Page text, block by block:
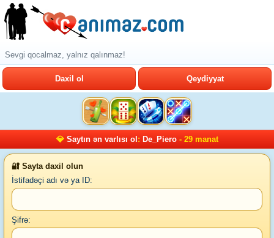
Sevgi qocalmaz, yalnız qalınmaz!
Daxil ol Qeydiyyat
💎 Saytın ən varlısı ol : De_Piero- 29 manat
🔐 Sayta daxil olun
İstifadəçi adı və ya ID:
Şifrə: